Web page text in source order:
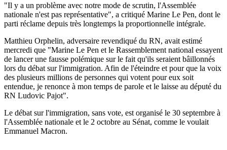
"Il y a un problème avec notre mode de scrutin, l'Assemblée
nationale n'est pas représentative", a critiqué Marine Le Pen, dont le
parti réclame depuis très longtemps la proportionnelle intégrale.
Matthieu Orphelin, adversaire revendiqué du RN, avait estimé
mercredi que "Marine Le Pen et le Rassemblement national essayent
de lancer une fausse polémique sur le fait qu'ils seraient bâillonnés
lors du débat sur l'immigration. Afin de l'éteindre et pour que la voix
des plusieurs millions de personnes qui votent pour eux soit
entendue, je renonce à mon temps de parole et le laisse au député du
RN Ludovic Pajot".
Le débat sur l'immigration, sans vote, est organisé le 30 septembre à
l'Assemblée nationale et le 2 octobre au Sénat, comme le voulait
Emmanuel Macron.